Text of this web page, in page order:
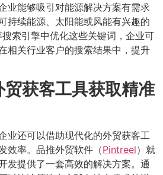
业能够吸引对能源解决方案有需求
持续能源、太阳能或风能有兴趣的
索引擎中优化这些关键词，企业可
相关行业客户的搜索结果中，提升
获客工具获取精准
业还可以借助现代化的外贸获客工
效率。品推外贸软件（Pintreel）就
发提供了一套高效的解决方案。通